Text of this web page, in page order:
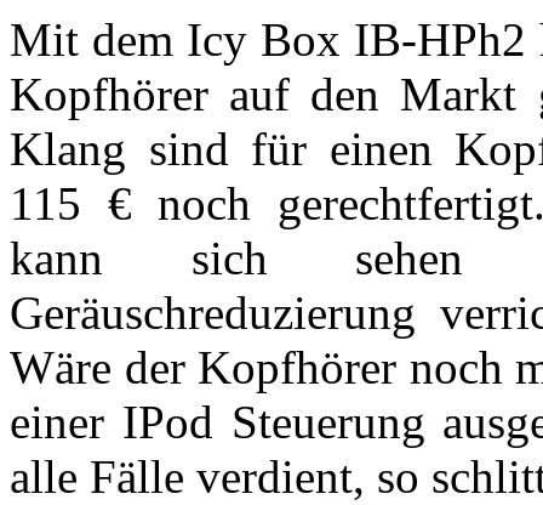
Mit dem Icy Box IB-HPh2
Kopfhörer auf den Markt
Klang sind für einen
115 € noch
kann sich sehen
Geräuschreduzierung
Wäre der Kopfhörer noch
einer IPod Steuerung
alle Fälle verdient, so